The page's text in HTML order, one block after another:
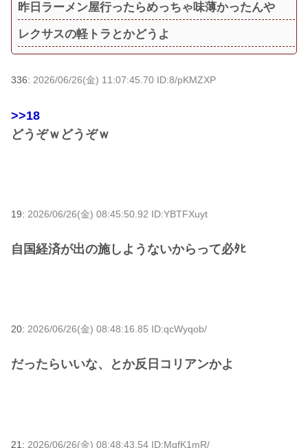
昨日ラーメン屋行ったらめっちゃ味薄かったんや
レクサスの軽トラとかどうよ
336: 2026/06/26(金) 11:07:45.70 ID:8/pKMZXP
>>18
どうぞｗどうぞｗ
19: 2026/06/26(金) 08:45:50.92 ID:YBTFXuyt
自国経済が出の施しようないからって必ﾀﾋ
20: 2026/06/26(金) 08:48:16.85 ID:qcWyqob/
だったらいいな、とか反日コリアンかよ
21: 2026/06/26(金) 08:48:43.54 ID:MqfK1mR/